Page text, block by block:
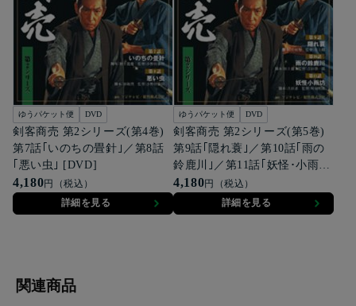
ゆうパケット便 DVD
剣客商売 第2シリーズ(第4巻)
第7話｢いのちの畳針｣／第8話
｢悪い虫｣ [DVD]
4,180円（税込）
詳細を見る
ゆうパケット便 DVD
剣客商売 第2シリーズ(第5巻)
第9話｢隠れ蓑｣／第10話｢雨の
鈴鹿川｣／第11話｢妖怪･小雨
坊｣ [DVD]
4,180円（税込）
詳細を見る
関連商品